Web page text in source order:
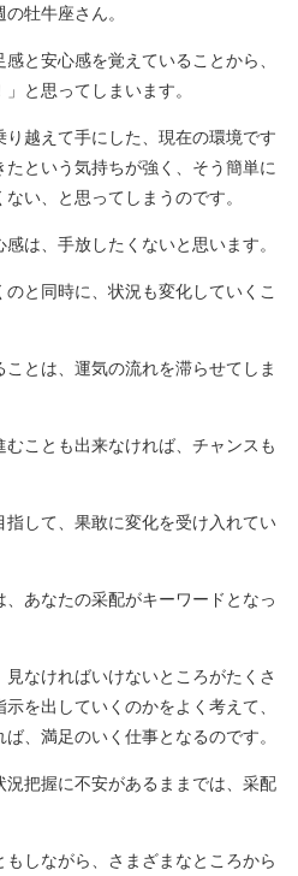
牡牛座さん。
と安心感を覚えていることから、
と思ってしまいます。
越えて手にした、現在の環境です
という気持ちが強く、そう簡単に
い、と思ってしまうのです。
は、手放したくないと思います。
と同時に、状況も変化していくこ
とは、運気の流れを滞らせてしま
ことも出来なければ、チャンスも
して、果敢に変化を受け入れてい
あなたの采配がキーワードとなっ
見なければいけないところがたくさ
を出していくのかをよく考えて、
、満足のいく仕事となるのです。
把握に不安があるままでは、采配
もしながら、さまざまなところから